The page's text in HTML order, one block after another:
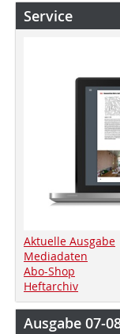
Service
Aktuelle Ausgabe
Mediadaten
Abo-Shop
Heftarchiv
Ausgabe 07-